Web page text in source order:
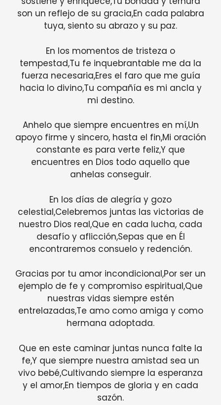
son un reflejo de su gracia,En cada palabra
tuya, siento su abrazo y su paz.
En los momentos de tristeza o
tempestad,Tu fe inquebrantable me da la
fuerza necesaria,Eres el faro que me guía
hacia lo divino,Tu compañía es mi ancla y
mi destino.
Anhelo que siempre encuentres en mí,Un
apoyo firme y sincero, hasta el fin,Mi oración
constante es para verte feliz,Y que
encuentres en Dios todo aquello que
anhelas conseguir.
En los días de alegría y gozo
celestial,Celebremos juntas las victorias de
nuestro Dios real,Que en cada lucha, cada
desafío y aflicción,Sepas que en Él
encontraremos consuelo y redención.
Gracias por tu amor incondicional,Por ser un
ejemplo de fe y compromiso espiritual,Que
nuestras vidas siempre estén
entrelazadas,Te amo como amiga y como
hermana adoptada.
Que en este caminar juntas nunca falte la
fe,Y que siempre nuestra amistad sea un
vivo bebé,Cultivando siempre la esperanza
y el amor,En tiempos de gloria y en cada
sazón.